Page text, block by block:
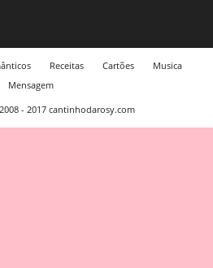
Receitas Cartões
Musica
Mensagem
- 2017 cantinhodarosy.com